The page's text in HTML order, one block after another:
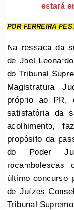
estará
POR FERREIRA
Na ressaca da
de Joel
do Tribunal
Magistratura
próprio ao PR,
satisfatória da
acolhimento,
propósito da
do Poder
último concurso
de Juízes
Tribunal